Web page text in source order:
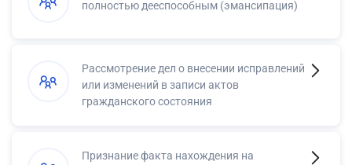
полностью дееспособным (эмансипация)
Рассмотрение дел о внесении исправлений
или изменений в записи актов
гражданского состояния
Признание факта нахождения на